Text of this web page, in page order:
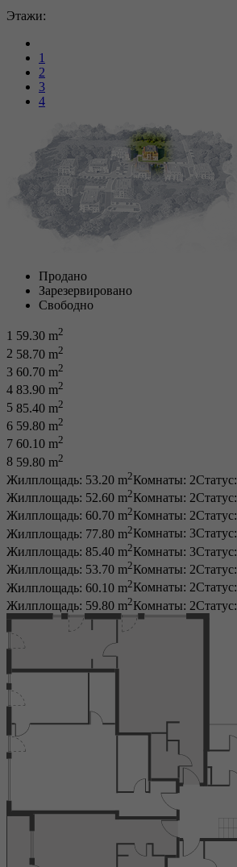
Этажи:
1
2
3
4
Продано
Зарезервировано
Свободно
1 59.30 m2
2 58.70 m2
3 60.70 m2
4 83.90 m2
5 85.40 m2
6 59.80 m2
7 60.10 m2
8 59.80 m2
Жилплощадь: 53.20 m2Комнаты: 2Статус:
Жилплощадь: 52.60 m2Комнаты: 2Статус:
Жилплощадь: 60.70 m2Комнаты: 2Статус:
Жилплощадь: 77.80 m2Комнаты: 3Статус:
Жилплощадь: 85.40 m2Комнаты: 3Статус:
Жилплощадь: 53.70 m2Комнаты: 2Статус:
Жилплощадь: 60.10 m2Комнаты: 2Статус:
Жилплощадь: 59.80 m2Комнаты: 2Статус: